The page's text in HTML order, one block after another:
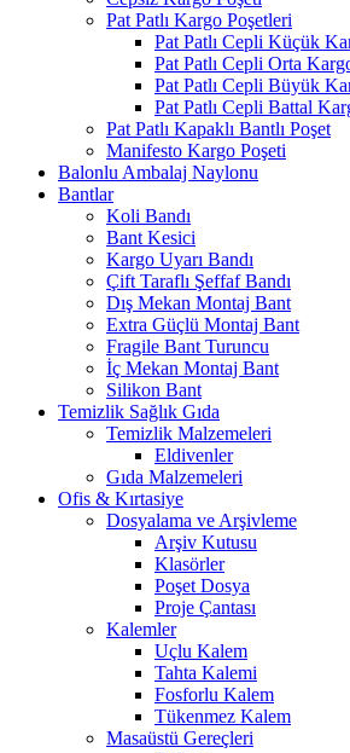
Pat Patlı Kargo Poşetleri
Pat Patlı Cepli Küçük
Pat Patlı Cepli Orta
Pat Patlı Cepli Büyük
Pat Patlı Cepli Battal
Pat Patlı Kapaklı Bantlı Poşet
Manifesto Kargo Poşeti
Balonlu Ambalaj Naylonu
Bantlar
Koli Bandı
Bant Kesici
Kargo Uyarı Bandı
Çift Taraflı Şeffaf Bandı
Dış Mekan Montaj Bant
Extra Güçlü Montaj Bant
Fragile Bant Turuncu
İç Mekan Montaj Bant
Silikon Bant
Temizlik Sağlık Gıda
Temizlik Malzemeleri
Eldivenler
Gıda Malzemeleri
Ofis & Kırtasiye
Dosyalama ve Arşivleme
Arşiv Kutusu
Klasörler
Poşet Dosya
Proje Çantası
Kalemler
Uçlu Kalem
Tahta Kalemi
Fosforlu Kalem
Tükenmez Kalem
Masaüstü Gereçleri